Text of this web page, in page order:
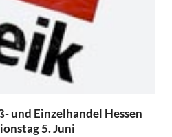
und Einzelhandel Hessen
5. Juni